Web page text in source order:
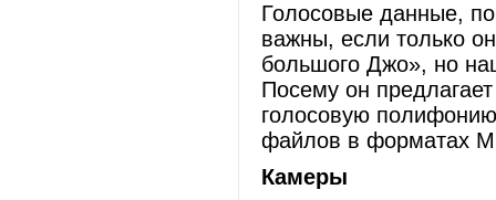
Голосовые данные,
важны, если только
большого Джо», но
Посему он
голосовую
файлов в форматах
Камеры